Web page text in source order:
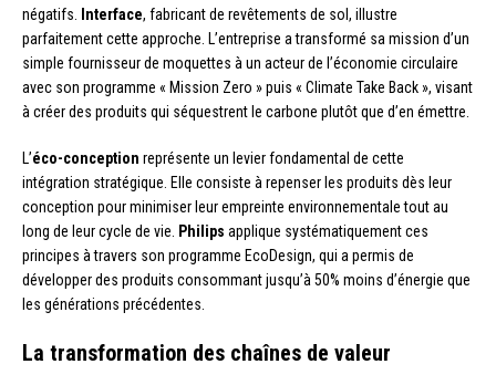
négatifs.
Interface, fabricant de revêtements de sol, illustre
parfaitement cette approche. L’entreprise a transformé sa mission d’un
simple fournisseur de moquettes à un acteur de l’économie circulaire
avec son programme « Mission Zero » puis « Climate Take Back », visant
à créer des produits qui séquestrent le carbone plutôt que d’en émettre.
L’éco-conception représente un levier fondamental de cette
intégration stratégique. Elle consiste à repenser les produits dès leur
conception pour minimiser leur empreinte environnementale tout au
long de leur cycle de vie.
Philips applique systématiquement ces
principes à travers son programme EcoDesign, qui a permis de
développer des produits consommant jusqu’à 50% moins d’énergie que
les générations précédentes.
La transformation des chaînes de valeur